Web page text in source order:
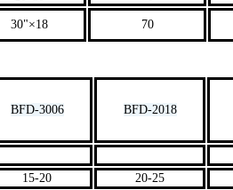
30"×18 70
BFD-3006 BFD-2018
15-20 20-25